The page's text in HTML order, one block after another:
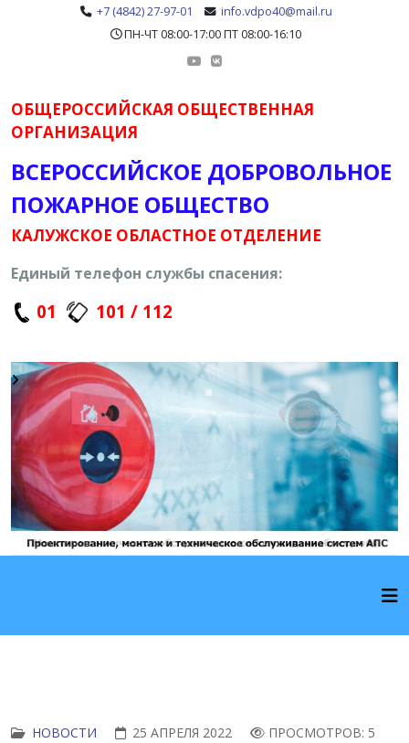
+7 (4842) 27-97-01
info.vdpo40@mail.ru
ПН-ЧТ 08:00-17:00 ПТ 08:00-16:10
ОБЩЕРОССИЙСКАЯ ОБЩЕСТВЕННАЯ
ОРГАНИЗАЦИЯ
ВСЕРОССИЙСКОЕ ДОБРОВОЛЬНОЕ
ПОЖАРНОЕ ОБЩЕСТВО
КАЛУЖСКОЕ ОБЛАСТНОЕ ОТДЕЛЕНИЕ
Единый телефон службы спасения:
01 101 / 112
НОВОСТИ 25 АПРЕЛЯ 2022 ПРОСМОТРОВ: 5